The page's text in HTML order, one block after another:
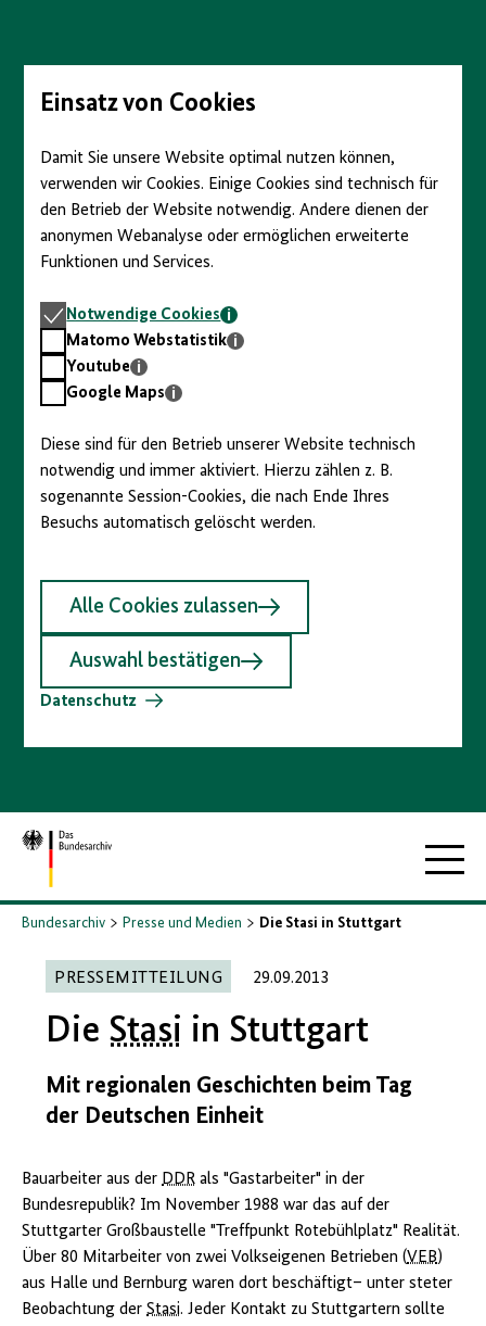
Seiteninhalt
springenEinsatz von Cookies
Damit Sie unsere Website optimal nutzen können,
verwenden wir Cookies. Einige Cookies sind technisch für
den Betrieb der Website notwendig. Andere dienen der
anonymen Webanalyse oder ermöglichen erweiterte
Funktionen und Services.
Notwendige
Cookies
Notwendige Cookies
Matomo
Webstatistik
Matomo Webstatistik
Youtube
Youtube
GoogleGoogle Maps
Diese sind für den Betrieb unserer Website technisch
notwendig und immer aktiviert. Hierzu zählen z. B.
sogenannte Session-Cookies, die nach Ende Ihres
Besuchs automatisch gelöscht werden.
Alle Cookies zulassen
Auswahl bestätigen
Datenschutz
Zur
Startseite
Bundesarchiv Presse und Medien Die Stasi in Stuttgart
PRESSEMITTEILUNG 29.09.2013
Die Stasi in Stuttgart
Mit regionalen Geschichten beim Tag
der Deutschen Einheit
Bauarbeiter aus der DDR als "Gastarbeiter" in der
Bundesrepublik? Im November 1988 war das auf der
Stuttgarter Großbaustelle "Treffpunkt Rotebühlplatz" Realität.
Über 80 Mitarbeiter von zwei Volkseigenen Betrieben (VEB)
aus Halle und Bernburg waren dort beschäftigt– unter steter
Beobachtung der Stasi. Jeder Kontakt zu Stuttgartern sollte